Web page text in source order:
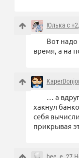
Юлька с н2
Вот
время, а на
… а
хакнул
себя
прикрывая